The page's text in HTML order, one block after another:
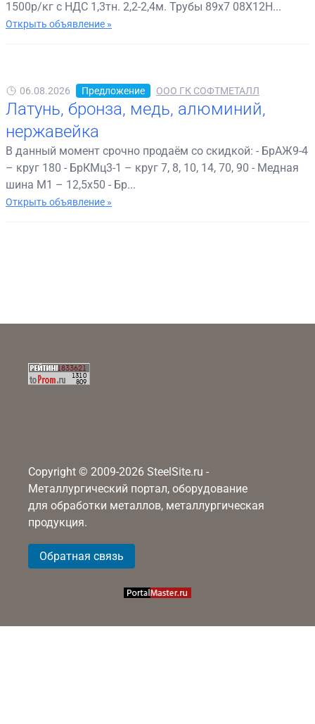
1500р/кг с НДС 1,3тн. 2,2-2,4м. Трубы 89х7 08Х12Н...
Открыть объявление »
06.08.2026 Предложение ООО ГК СОФТМЕТАЛЛ
Латунь, бронза, медь, алюминий,
нержавейка
В данный момент срочно продаём со скидкой: - БрАЖ9-4
– круг 180 - БрКМц3-1 – круг 7, 8, 10, 14, 70, 90 - Медная
шина М1 – 12,5х50 - Бр...
Открыть объявление »
Copyright © 2009-2026 SteelSite.ru -
Металлургический портал, оборудование
для обработки металлов, металлургическая
продукция.
Обратная связь